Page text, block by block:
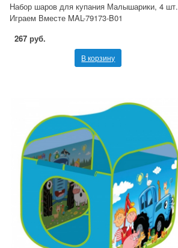
Набор шаров для купания Малышарики, 4 шт.
Играем Вместе MAL-79173-B01
267 руб.
В корзину